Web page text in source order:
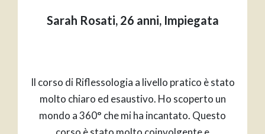
Sarah Rosati, 26 anni, Impiegata
Il corso di Riflessologia a livello pratico è stato
molto chiaro ed esaustivo. Ho scoperto un
mondo a 360° che mi ha incantato. Questo